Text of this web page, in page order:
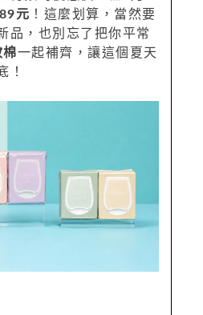
元 ！這麼划算，當然要
品，也別忘了把你平常
一起補齊，讓這個夏天
！